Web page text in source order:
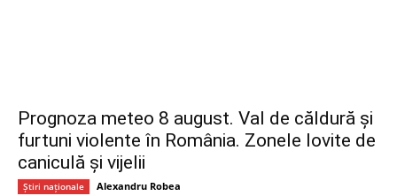
Prognoza meteo 8 august. Val de căldură și
furtuni violente în România. Zonele lovite de
caniculă și vijelii
Știri naționale Alexandru Robea